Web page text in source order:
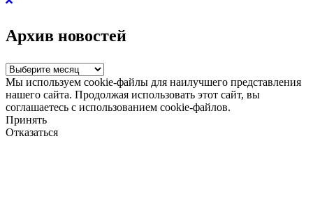
Архив новостей
Архив
новостей
Мы используем cookie-файлы для наилучшего представления
нашего сайта. Продолжая использовать этот сайт, вы
соглашаетесь с использованием cookie-файлов.
Принять
Отказаться